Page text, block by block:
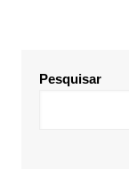
Pesquisar